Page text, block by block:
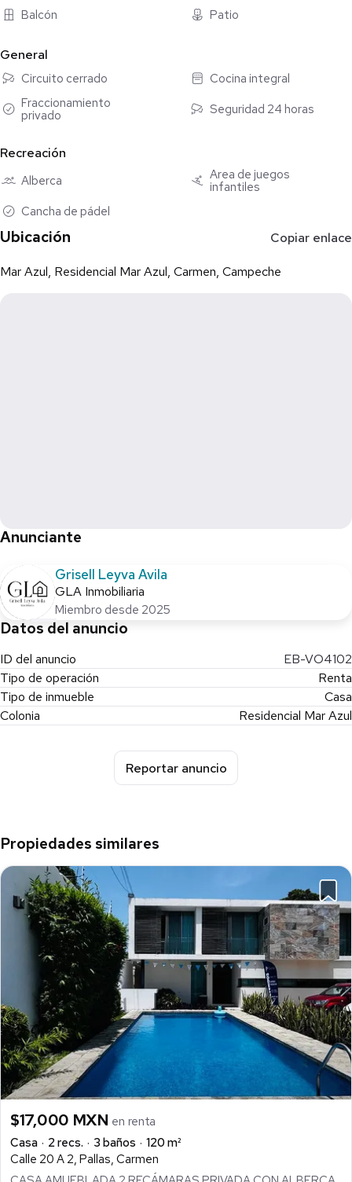
Juegos infantiles
Gimnasio
Cancha de pádel
Balcón Patio
General
Circuito cerrado
Cocina integral
Fraccionamiento
privado
Seguridad 24 horas
Recreación
Alberca
Área de juegos
infantiles
Cancha de pádel
Ubicación Copiar enlace
Mar Azul, Residencial Mar Azul, Carmen, Campeche
Anunciante
Grisell Leyva Avila
GLA Inmobiliaria
Miembro desde 2025
Datos del anuncio
ID del anuncio
EB-VO4102
Tipo de operación
Renta
Tipo de inmueble
Casa
Colonia
Residencial Mar Azul
Reportar anuncio
Propiedades similares
$17,000 MXN en renta
Casa
2 recs. 3 baños
120 m²
Calle 20 A 2, Pallas, Carmen